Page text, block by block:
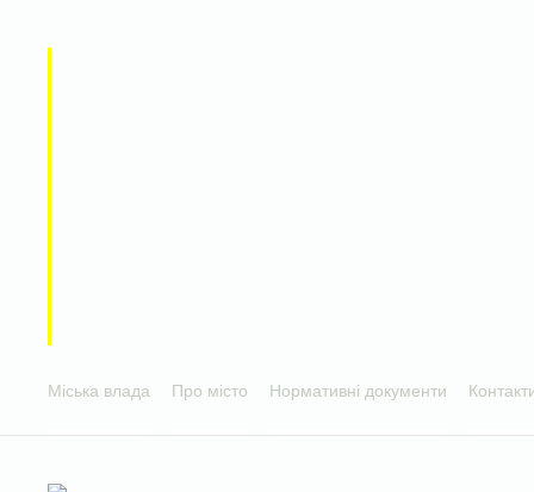
Міська влада Про місто Нормативні документи